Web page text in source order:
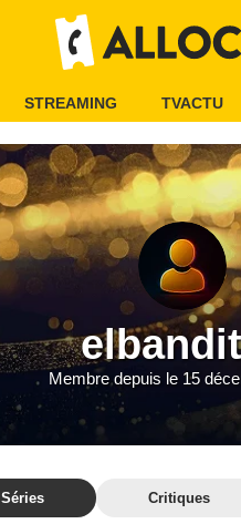
STREAMING TVACTU
Membre depuis le 15
Séries Critiques